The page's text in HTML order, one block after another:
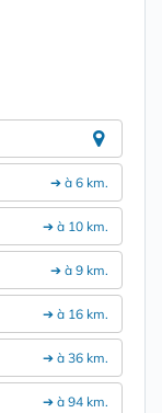
➔ à 6 km.
➔ à 10 km.
➔ à 9 km.
➔ à 16 km.
➔ à 36 km.
➔ à 94 km.